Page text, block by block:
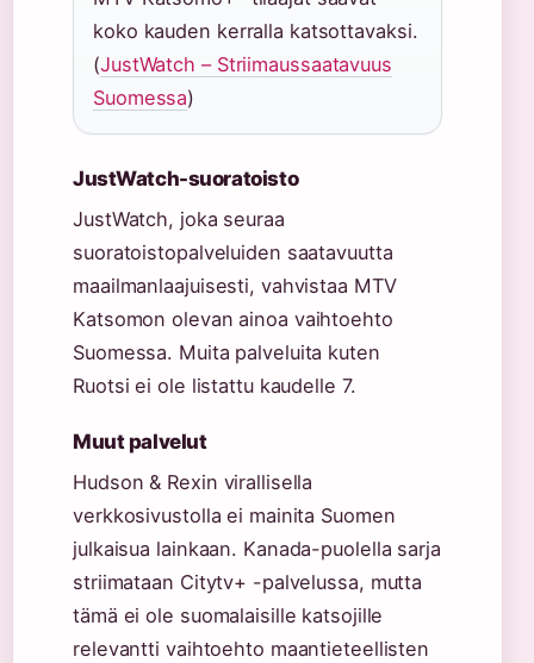
koko kauden kerralla katsottavaksi.
(JustWatch – Striimaussaatavuus
Suomessa)
JustWatch-suoratoisto
JustWatch, joka seuraa
suoratoistopalveluiden saatavuutta
maailmanlaajuisesti, vahvistaa MTV
Katsomon olevan ainoa vaihtoehto
Suomessa. Muita palveluita kuten
Ruotsi ei ole listattu kaudelle 7.
Muut palvelut
Hudson & Rexin virallisella
verkkosivustolla ei mainita Suomen
julkaisua lainkaan. Kanada-puolella sarja
striimataan Citytv+ -palvelussa, mutta
tämä ei ole suomalaisille katsojille
relevantti vaihtoehto maantieteellisten